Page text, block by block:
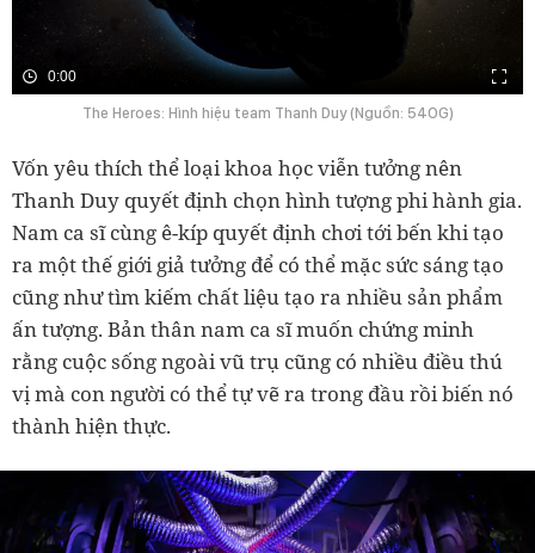
0:00
The Heroes: Hình hiệu team Thanh Duy (Nguồn: 54OG)
Vốn yêu thích thể loại khoa học viễn tưởng nên
Thanh Duy quyết định chọn hình tượng phi hành gia.
Nam ca sĩ cùng ê-kíp quyết định chơi tới bến khi tạo
ra một thế giới giả tưởng để có thể mặc sức sáng tạo
cũng như tìm kiếm chất liệu tạo ra nhiều sản phẩm
ấn tượng. Bản thân nam ca sĩ muốn chứng minh
rằng cuộc sống ngoài vũ trụ cũng có nhiều điều thú
vị mà con người có thể tự vẽ ra trong đầu rồi biến nó
thành hiện thực.